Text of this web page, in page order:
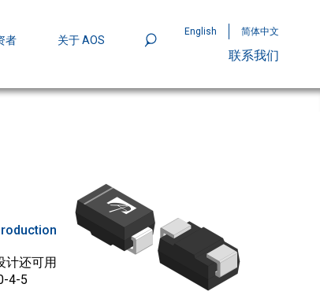
者 关于 AOS
English 简体中文
联系我们
封装：MOSFET 功率密度实现
计还可用
4-5